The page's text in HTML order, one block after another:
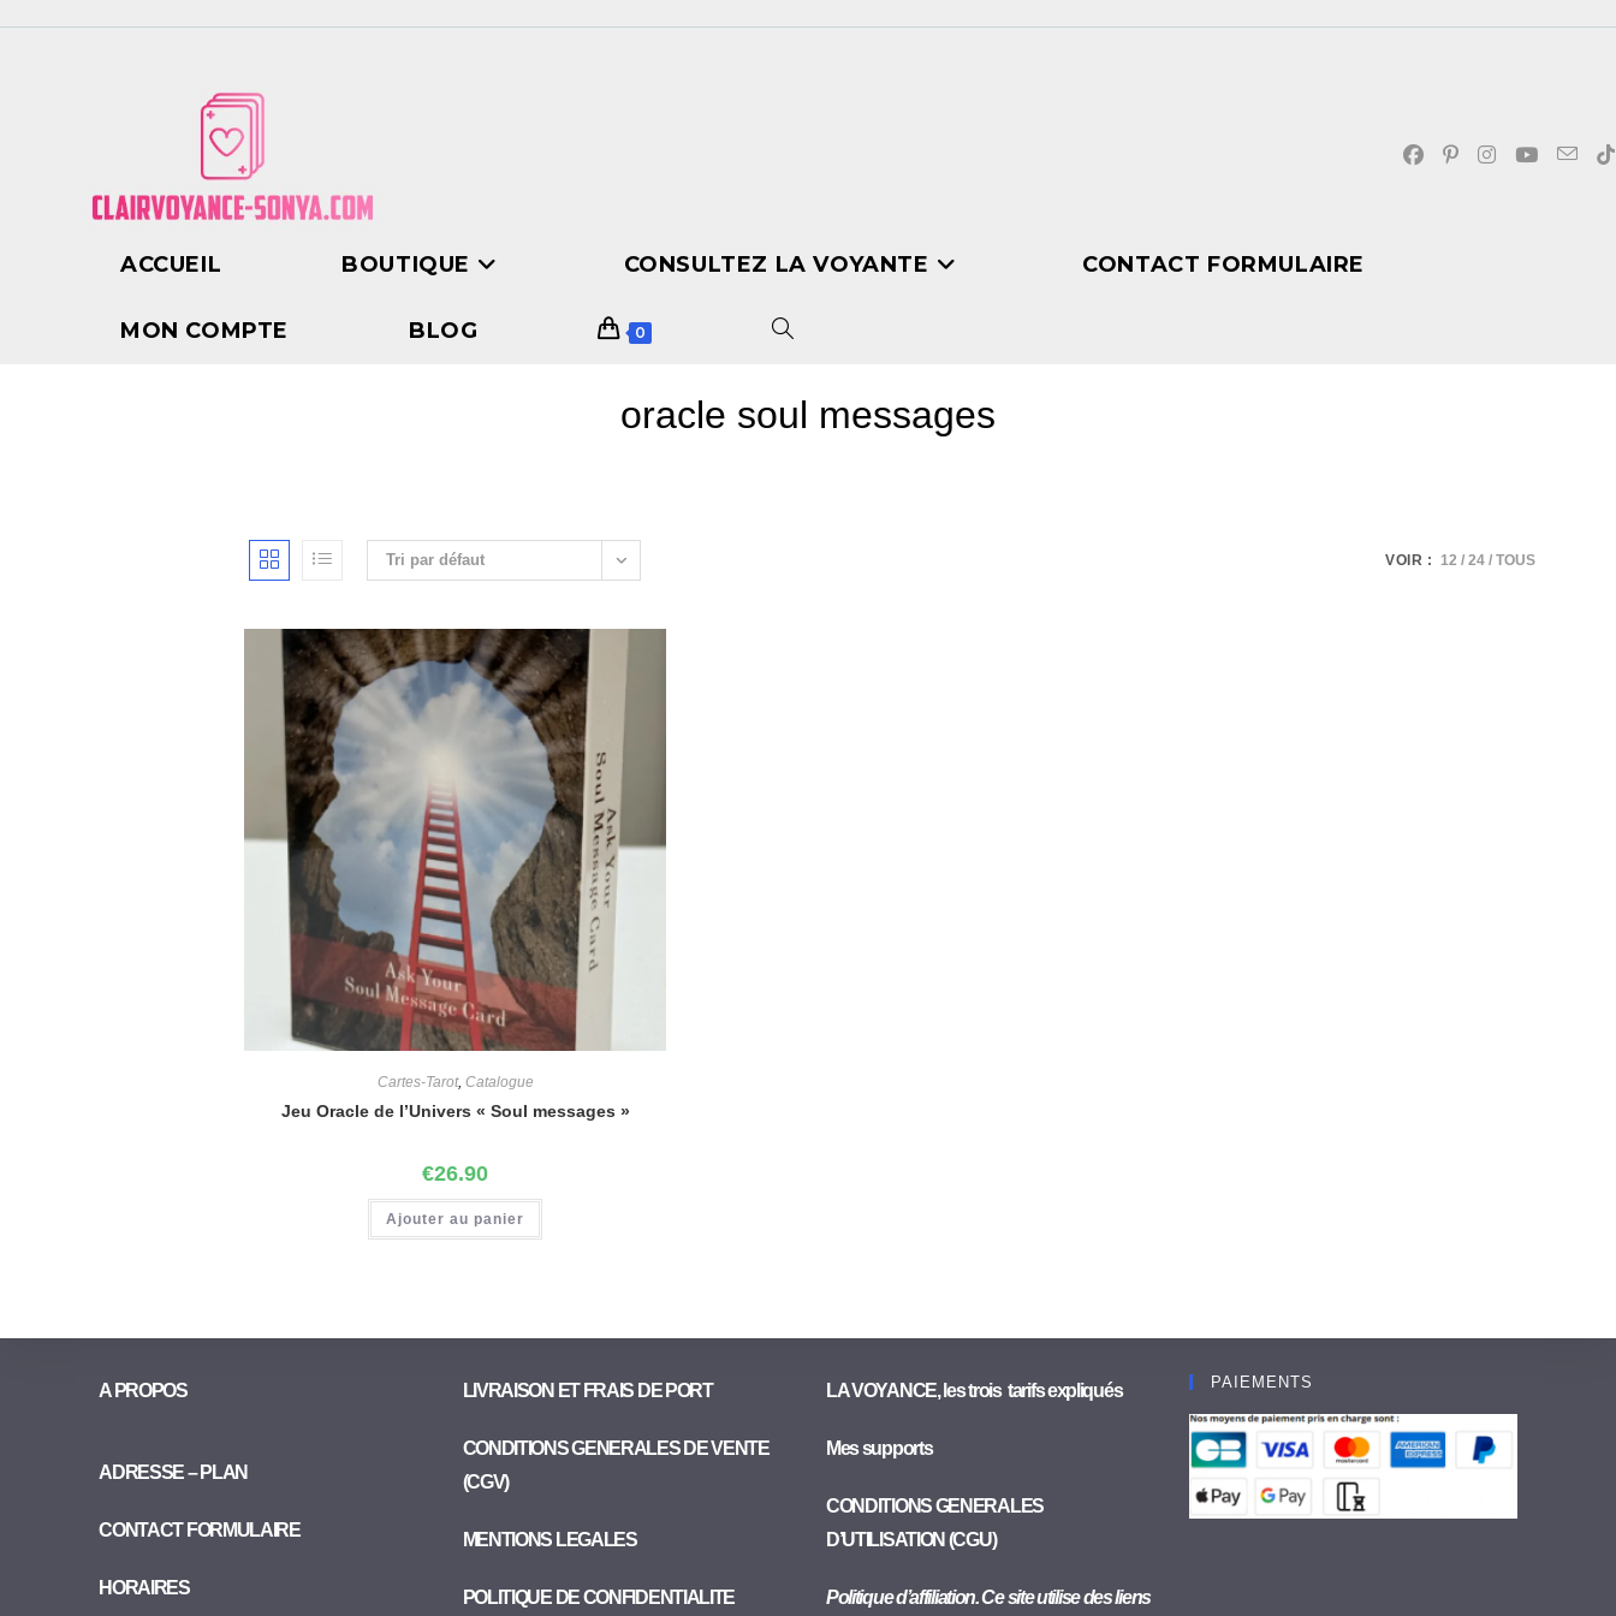
ACCUEIL BOUTIQUE CONSULTEZ LA VOYANTE CONTACT FORMULAIRE
MON COMPTE BLOG 0
oracle soul messages
Tri par défaut VOIR : 12 24 TOUS
Cartes-Tarot, Catalogue
Jeu Oracle de l’Univers « Soul messages »
€26.90
Ajouter au panier
A PROPOS
ADRESSE – PLAN
CONTACT FORMULAIRE
HORAIRES
LIVRAISON ET FRAIS DE PORT
CONDITIONS GENERALES DE VENTE
(CGV)
MENTIONS LEGALES
POLITIQUE DE CONFIDENTIALITE
LA VOYANCE, les trois tarifs expliqués
Mes supports
CONDITIONS GENERALES
D’UTILISATION (CGU)
Politique d’affiliation. Ce site utilise des liens
PAIEMENTS